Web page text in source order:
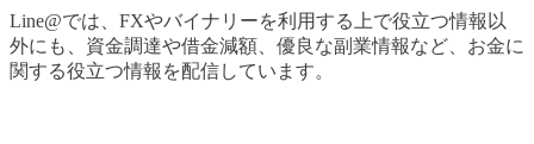
Line@では、FXやバイナリーを利用する上で役立つ情報以
外にも、資金調達や借金減額、優良な副業情報など、お金に
関する役立つ情報を配信しています。